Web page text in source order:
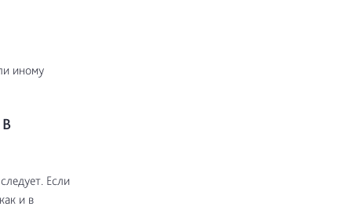
иному
Если
и в